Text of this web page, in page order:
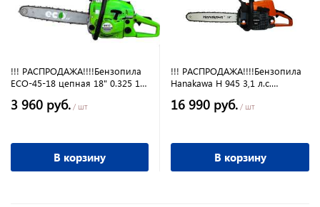
!!! РАСПРОДАЖА!!!!Бензопила
ECO-45-18 цепная 18" 0.325 1.3
3 960 руб. / шт
В корзину
!!! РАСПРОДАЖА!!!!Бензопила
Hanakawa H 945 3,1 л.с.
16 990 руб. / шт
В корзину